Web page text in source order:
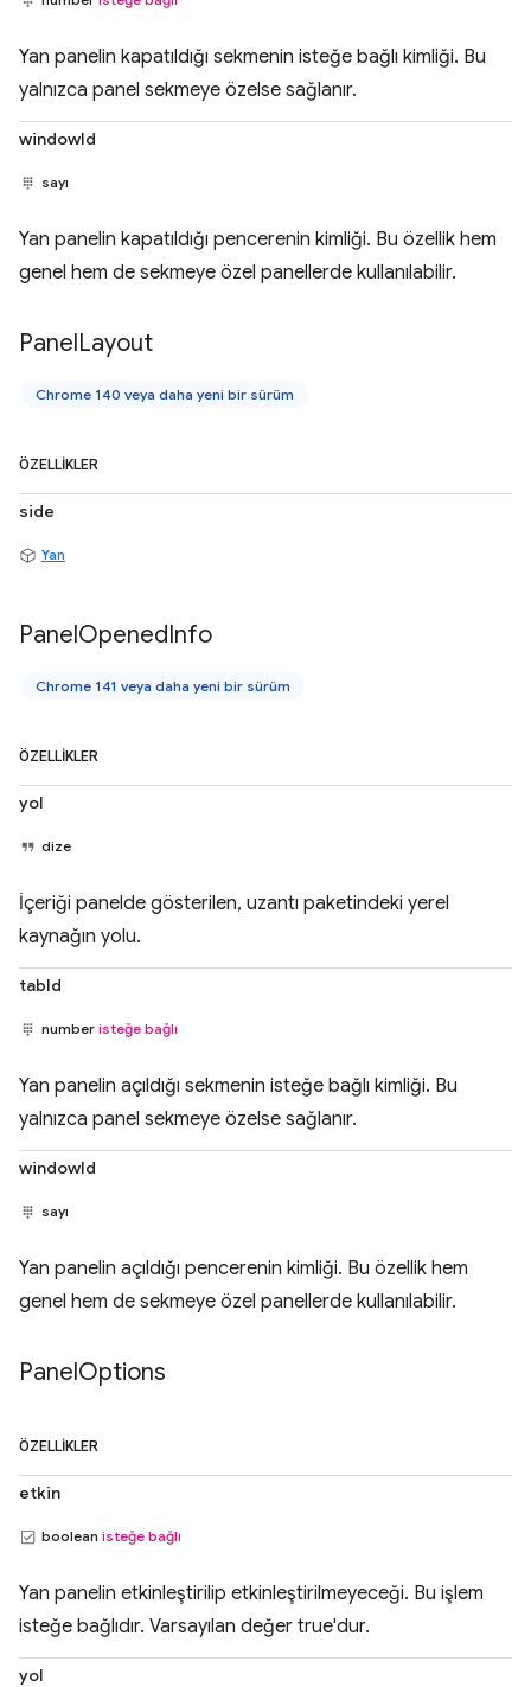
Yan panelin kapatıldığı sekmenin isteğe bağlı kimliği. Bu
yalnızca panel sekmeye özelse sağlanır.
windowId
sayı
Yan panelin kapatıldığı pencerenin kimliği. Bu özellik hem
genel hem de sekmeye özel panellerde kullanılabilir.
PanelLayout
Chrome 140 veya daha yeni bir sürüm
ÖZELLIKLER
side
Yan
PanelOpenedInfo
Chrome 141 veya daha yeni bir sürüm
ÖZELLIKLER
yol
dize
İçeriği panelde gösterilen, uzantı paketindeki yerel
kaynağın yolu.
tabId
number isteğe bağlı
Yan panelin açıldığı sekmenin isteğe bağlı kimliği. Bu
yalnızca panel sekmeye özelse sağlanır.
windowId
sayı
Yan panelin açıldığı pencerenin kimliği. Bu özellik hem
genel hem de sekmeye özel panellerde kullanılabilir.
PanelOptions
ÖZELLIKLER
etkin
boolean isteğe bağlı
Yan panelin etkinleştirilip etkinleştirilmeyeceği. Bu işlem
isteğe bağlıdır. Varsayılan değer true'dur.
yol